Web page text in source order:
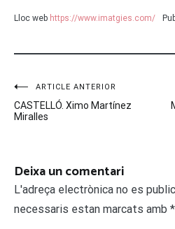
Lloc web https://www.imatgies.com/
Navegació
d'entrades
ARTICLE ANTERIOR
CASTELLÓ. Ximo Martínez
Miralles
Deixa un comentari
L'adreça electrònica no es
necessaris estan marcats amb *